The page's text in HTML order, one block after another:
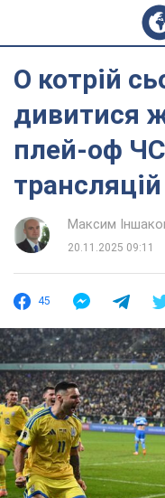
О котрій
дивитися
плей-оф
трансляцій
Максим
20.11.2025 09:11
45